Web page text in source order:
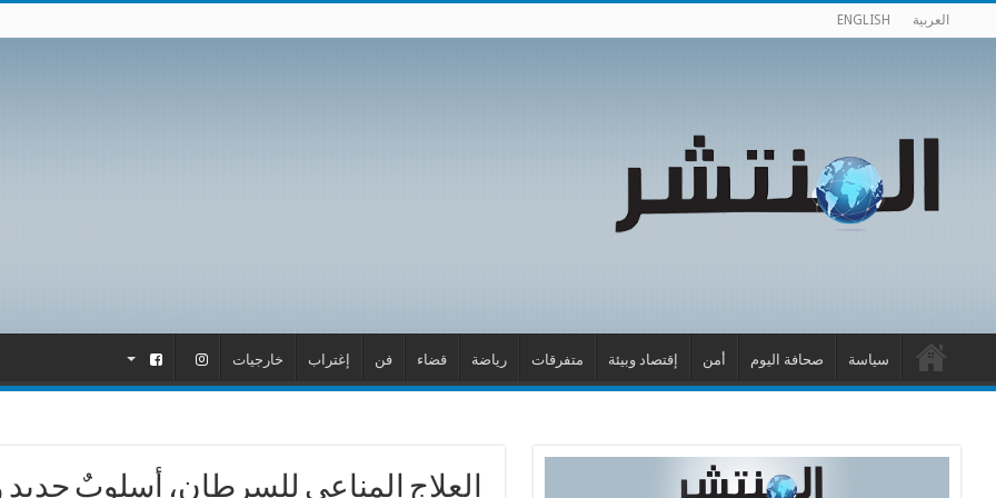
العربية ENGLISH
سياسة صحافة اليوم أمن إقتصاد وبيئة متفرقات رياضة قضاء فن إغتراب خارجيات
العلاج المناعي للسرطان، أسلوبٌ جديد